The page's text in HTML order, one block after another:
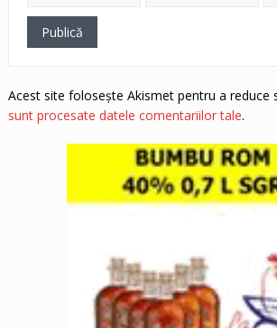
Acest site folosește Akismet pentru a reduce
sunt procesate datele comentariilor tale.